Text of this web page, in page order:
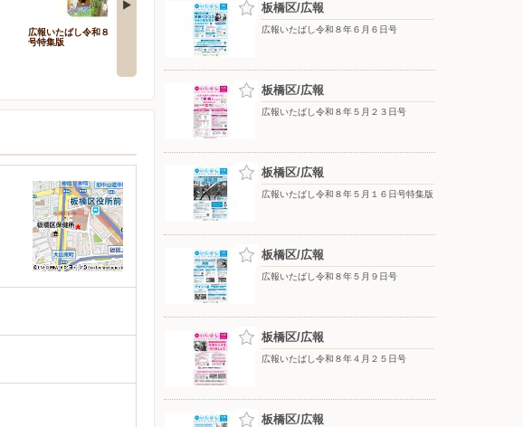
広報いたばし令和８年７月１１日
号特集版
広報いたばし令和８年７月４日号
広報いたばし令和８年６月２７日
板橋区/広報
広報いたばし令和８年６月６日号
板橋区/広報
広報いたばし令和８年５月２３日号
板橋区/広報
広報いたばし令和８年５月１６日号特集版
板橋区/広報
広報いたばし令和８年５月９日号
板橋区/広報
広報いたばし令和８年４月２５日号
板橋区/広報